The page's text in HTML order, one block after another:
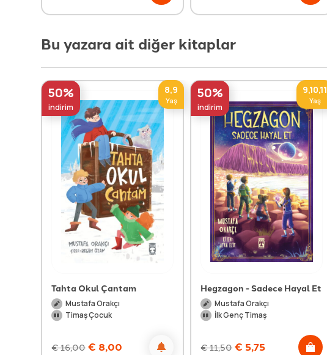
Bu yazara ait diğer kitaplar
50%
indirim
8,9
Yaş
Tahta Okul Çantam
Mustafa Orakçı
Timaş Çocuk
€16,00 € 8,00
50%
indirim
9,10,11
Yaş
Hegzagon - Sadece Hayal Et
Mustafa Orakçı
İlk Genç Timaş
€11,50 € 5,75